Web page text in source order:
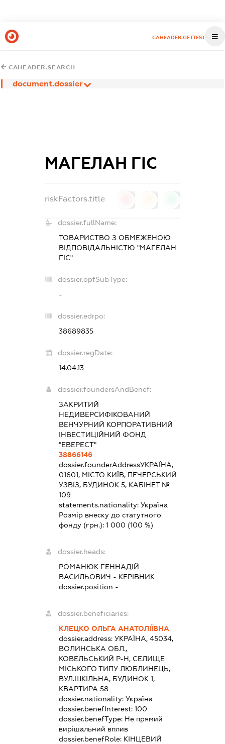
CAHEADER.GETTEST
CAHEADER.SEARCH
document.dossier
МАГЕЛАН ГІС
riskFactors.title
dossier.fullName:
ТОВАРИСТВО З ОБМЕЖЕНОЮ
ВІДПОВІДАЛЬНІСТЮ "МАГЕЛАН
ГІС"
dossier.opfSubType:
-
dossier.edrpo:
38689835
dossier.regDate:
14.04.13
dossier.foundersAndBenef:
ЗАКРИТИЙ
НЕДИВЕРСИФІКОВАНИЙ
ВЕНЧУРНИЙ КОРПОРАТИВНИЙ
ІНВЕСТИЦІЙНИЙ ФОНД
"ЕВЕРЕСТ"
38866146
dossier.founderAddressУКРАЇНА,
01601, МІСТО КИЇВ, ПЕЧЕРСЬКИЙ
УЗВІЗ, БУДИНОК 5, КАБІНЕТ №
109
statements.nationality:Україна
Розмір внеску до статутного
фонду (грн.):1 000 (100 %)
dossier.heads:
РОМАНЮК ГЕННАДІЙ
ВАСИЛЬОВИЧ - КЕРІВНИК
dossier.position -
dossier.beneficiaries:
КЛЕЦКО ОЛЬГА АНАТОЛІЇВНА
dossier.address:УКРАЇНА, 45034,
ВОЛИНСЬКА ОБЛ.,
КОВЕЛЬСЬКИЙ Р-Н, СЕЛИЩЕ
МІСЬКОГО ТИПУ ЛЮБЛИНЕЦЬ,
ВУЛ.ШКІЛЬНА, БУДИНОК 1,
КВАРТИРА 58
dossier.nationality:Україна
dossier.benefInterest:100
dossier.benefType: Не прямий
вирішальний вплив
dossier.benefRole: КІНЦЕВИЙ